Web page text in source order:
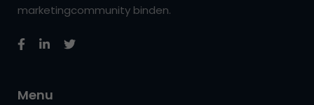
marketingcommunity binden.
Menu